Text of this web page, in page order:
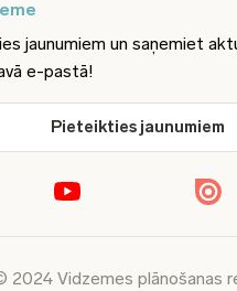
jaunumiem un saņemiet
e-pastā!
Pieteikties jaunumiem
2024 Vidzemes plānošanas